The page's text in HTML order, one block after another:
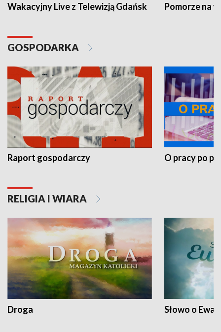
Wakacyjny Live z Telewizją Gdańsk Pomorze na
GOSPODARKA
Raport gospodarczy O pracy po
RELIGIA I WIARA
Droga Słowo o